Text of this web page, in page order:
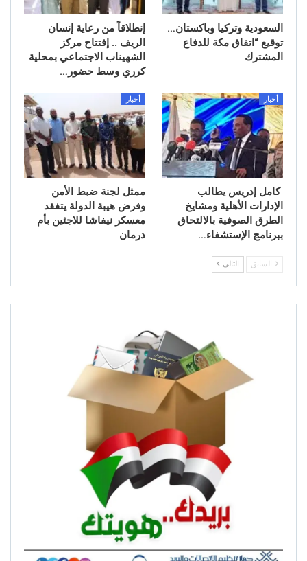
السعودية وتركيا وباكستان…
توقيع “اتفاق مكة للدفاع
المشترك
إنطلاقاً من رعاية إنسان
الريف .. إفتتاح مركز
الشهيناب الاجتماعي بمحلية
كرري وسط حضور…
أخبار
كامل إدريس يطالب
الإدارات الأهلية ومشايخ
الطرق الصوفية بالالتحاق
ببرنامج الإستشفاء…
أخبار
ممثل لجنة ضبط الأمن
وفرض هيبة الدولة يتفقد
معسكر نيفاشا للاجئين بأم
درمان
السابق التالي